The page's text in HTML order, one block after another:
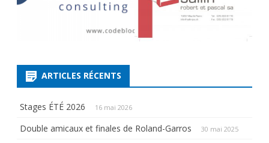
ARTICLES RÉCENTS
Stages ÉTÉ 2026 16 mai 2026
Double amicaux et finales de Roland-Garros 30 mai 2025